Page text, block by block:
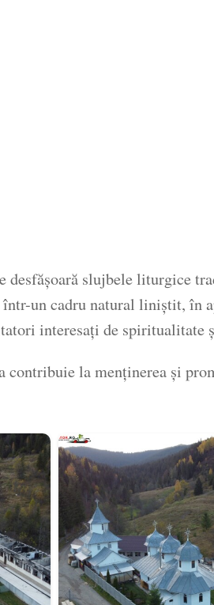
slujbele liturgice
un cadru natural liniștit, în
interesați de spiritualitate
la menținerea și